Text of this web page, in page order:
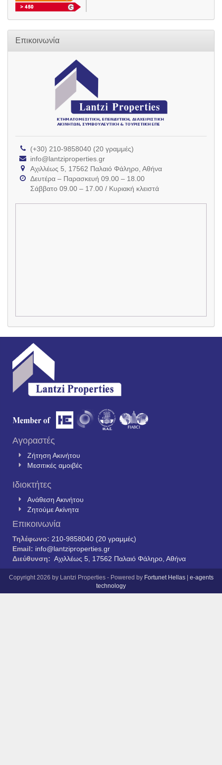
Επικοινωνία
(+30) 210-9858040 (20 γραμμές)
info@lantziproperties.gr
Αχιλλέως 5, 17562 Παλαιό Φάληρο, Αθήνα
Δευτέρα – Παρασκευή 09.00 – 18.00
Σάββατο 09.00 – 17.00 / Κυριακή κλειστά
Αγοραστές
Ζήτηση Ακινήτου
Μεσιτικές αμοιβές
Ιδιοκτήτες
Ανάθεση Ακινήτου
Ζητούμε Ακίνητα
Επικοινωνία
Τηλέφωνο: 210-9858040 (20 γραμμές)
Email: info@lantziproperties.gr
Διεύθυνση: Αχιλλέως 5, 17562 Παλαιό Φάληρο, Αθήνα
Copyright 2026 by Lantzi Properties - Powered by Fortunet Hellas| e-agents
technology